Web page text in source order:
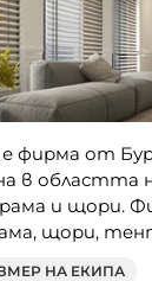
фирма от
в областта
и щори.
щори,
НА ЕКИПА